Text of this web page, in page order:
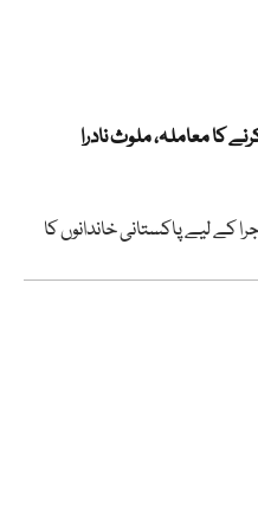
کا معاملہ، ملوث نادرا
کے لیے پاکستانی خاندانوں کا